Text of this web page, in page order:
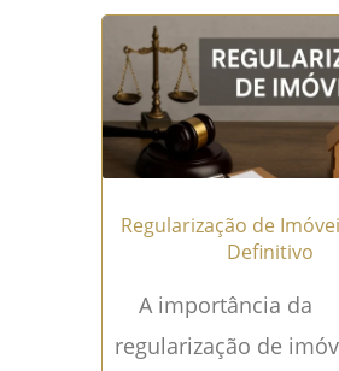
Regularização de
Definitivo
A importância da
regularização de